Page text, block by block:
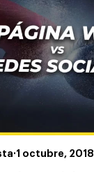
·1 octubre, 2018